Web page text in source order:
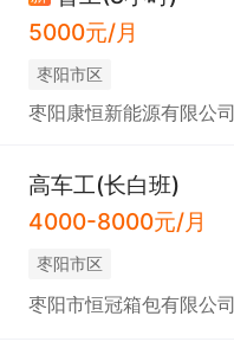
5000元/月
枣阳市区
枣阳康恒新能源有限公司
高车工(长白班)
4000-8000元/月
枣阳市区
枣阳市恒冠箱包有限公司